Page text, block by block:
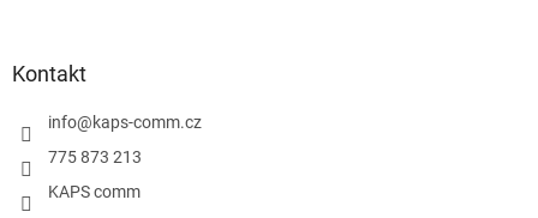
Kontakt
info@kaps-comm.cz
775 873 213
KAPS comm